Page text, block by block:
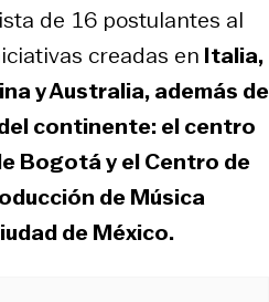
de 16 postulantes al
creadas en Italia,
y Australia, además de
continente: el centro
Bogotá y el Centro de
de Música
de México.